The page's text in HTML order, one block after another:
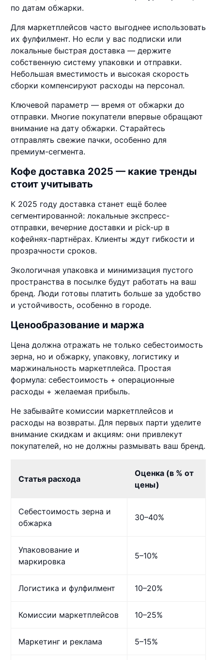
по датам обжарки.
Для маркетплейсов часто выгоднее использовать
их фулфилмент. Но если у вас подписки или
локальные быстрая доставка — держите
собственную систему упаковки и отправки.
Небольшая вместимость и высокая скорость
сборки компенсируют расходы на персонал.
Ключевой параметр — время от обжарки до
отправки. Многие покупатели впервые обращают
внимание на дату обжарки. Старайтесь
отправлять свежие пачки, особенно для
премиум-сегмента.
Кофе доставка 2025 — какие тренды
стоит учитывать
К 2025 году доставка станет ещё более
сегментированной: локальные экспресс-
отправки, вечерние доставки и pick-up в
кофейнях-партнёрах. Клиенты ждут гибкости и
прозрачности сроков.
Экологичная упаковка и минимизация пустого
пространства в посылке будут работать на ваш
бренд. Люди готовы платить больше за удобство
и устойчивость, особенно в городе.
Ценообразование и маржа
Цена должна отражать не только себестоимость
зерна, но и обжарку, упаковку, логистику и
маржинальность маркетплейса. Простая
формула: себестоимость + операционные
расходы + желаемая прибыль.
Не забывайте комиссии маркетплейсов и
расходы на возвраты. Для первых парти уделите
внимание скидкам и акциям: они привлекут
покупателей, но не должны размывать ваш бренд.
Статья расхода
Оценка (в % от
цены)
Себестоимость зерна и
обжарка
30–40%
Упаковование и
маркировка
5–10%
Логистика и фулфилмент 10–20%
Комиссии маркетплейсов 10–25%
Маркетинг и реклама 5–15%